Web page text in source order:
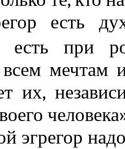
есть
есть при
мечтам
их,
эгрегор